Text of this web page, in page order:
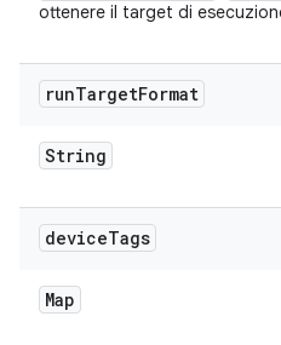
ottenere il target di
runTargetFormat
String
deviceTags
Map